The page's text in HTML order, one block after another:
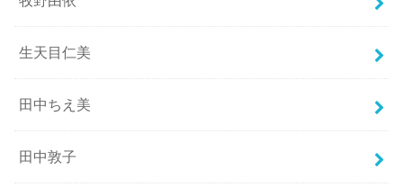
生天目仁美
田中ちえ美
田中敦子